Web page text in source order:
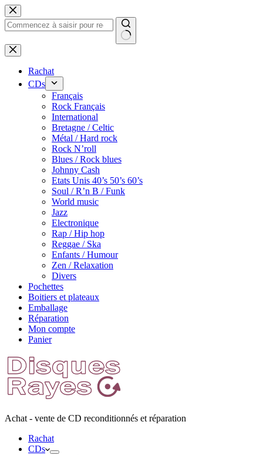
Passer
au
contenu
Rachat
CDs
Français
Rock Français
International
Bretagne / Celtic
Métal / Hard rock
Rock N’roll
Blues / Rock blues
Johnny Cash
Etats Unis 40’s 50’s 60’s
Soul / R’n B / Funk
World music
Jazz
Electronique
Rap / Hip hop
Reggae / Ska
Enfants / Humour
Zen / Relaxation
Divers
Pochettes
Boitiers et plateaux
Emballage
Réparation
Mon compte
Panier
Achat - vente de CD reconditionnés et réparation
Rachat
CDs